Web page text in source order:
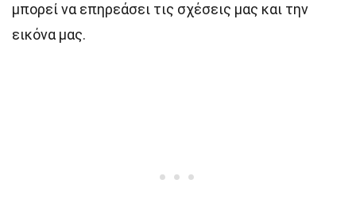
μπορεί να επηρεάσει τις σχέσεις μας και την
εικόνα μας.